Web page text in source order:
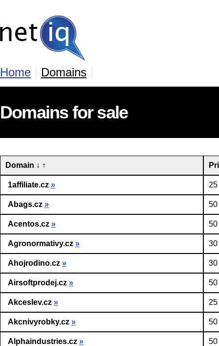
Home Domains
Domains for sale
Domain ↓ ↑
1affiliate.cz »
Abags.cz » 50
Acentos.cz » 50
Agronormativy.cz » 30
Ahojrodino.cz » 30
Airsoftprodej.cz » 50
Akceslev.cz »
Akcnivyrobky.cz » 50
Alphaindustries.cz » 50